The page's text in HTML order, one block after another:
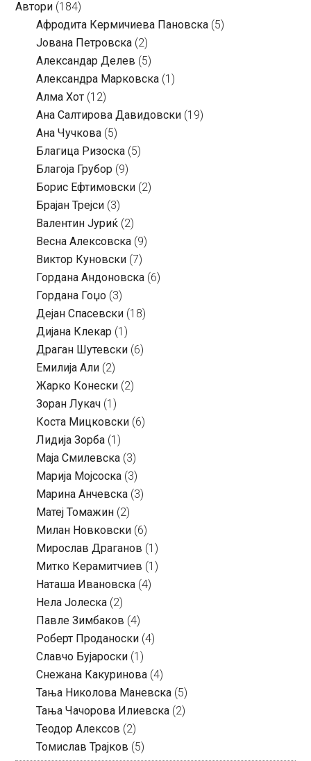
Автори (184)
Aфродита Кермичиева Пановска (5)
Јована Петровска (2)
Александар Делев (5)
Александра Марковска (1)
Алма Хот (12)
Ана Салтирова Давидовски (19)
Ана Чучкова (5)
Благица Ризоска (5)
Благоја Грубор (9)
Борис Ефтимовски (2)
Брајан Трејси (3)
Валентин Јуриќ (2)
Весна Алексовска (9)
Виктор Куновски (7)
Гордана Андоновска (6)
Гордана Гоџо (3)
Дејан Спасевски (18)
Дијана Клекар (1)
Драган Шутевски (6)
Емилија Али (2)
Жарко Конески (2)
Зоран Лукач (1)
Коста Мицковски (6)
Лидија Зорба (1)
Маја Смилевска (3)
Марија Мојсоска (3)
Марина Анчевска (3)
Матеј Томажин (2)
Милан Новковски (6)
Мирослав Драганов (1)
Митко Керамитчиев (1)
Наташа Ивановска (4)
Нела Јолеска (2)
Павле Зимбаков (4)
Роберт Проданоски (4)
Славчо Бујароски (1)
Снежана Какуринова (4)
Тања Николова Маневска (5)
Тања Чачорова Илиевска (2)
Теодор Алексов (2)
Томислав Трајков (5)